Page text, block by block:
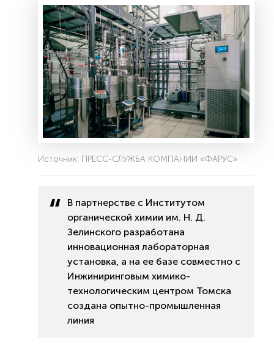
Источник: ПРЕСС-СЛУЖБА КОМПАНИИ «ФАРУС»
В партнерстве с Институтом
органической химии им. Н. Д.
Зелинского разработана
инновационная лабораторная
установка, а на ее базе совместно с
Инжиниринговым химико-
технологическим центром Томска
создана опытно-промышленная
линия